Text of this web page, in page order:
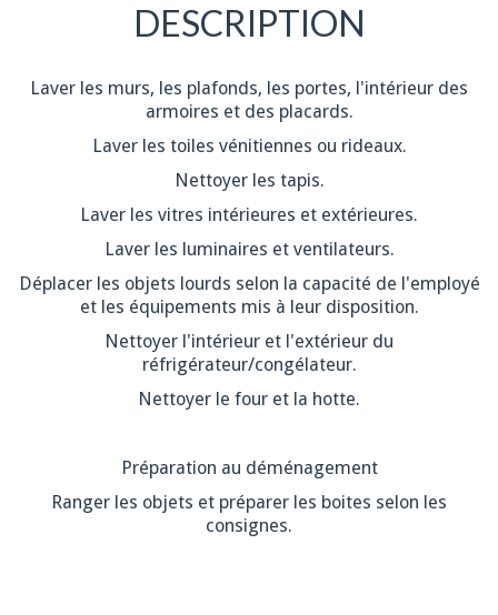
DESCRIPTION
Laver les murs, les plafonds, les portes, l'intérieur des
armoires et des placards.
Laver les toiles vénitiennes ou rideaux.
Nettoyer les tapis.
Laver les vitres intérieures et extérieures.
Laver les luminaires et ventilateurs.
Déplacer les objets lourds selon la capacité de l'employé
et les équipements mis à leur disposition.
Nettoyer l'intérieur et l'extérieur du
réfrigérateur/congélateur.
Nettoyer le four et la hotte.
Préparation au déménagement
Ranger les objets et préparer les boites selon les
consignes.